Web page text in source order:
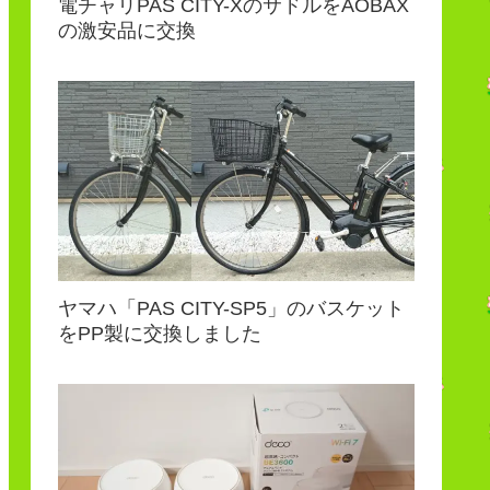
電チャリPAS CITY-XのサドルをAOBAX
の激安品に交換
ヤマハ「PAS CITY-SP5」のバスケット
をPP製に交換しました